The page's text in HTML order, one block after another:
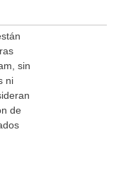
sin
ni
de